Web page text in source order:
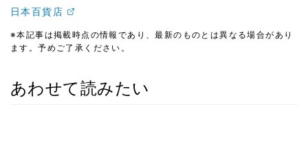
日本百貨店
※本記事は掲載時点の情報であり、最新のものとは異なる場合があり
ます。予めご了承ください。
あわせて読みたい